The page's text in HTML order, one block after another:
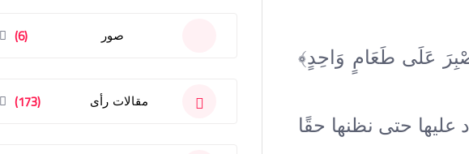
عَلَى طَعَامٍ وَاحِدٍ﴾
حتى نظنها حقًا
صور (6)
مقالات رأى (173)